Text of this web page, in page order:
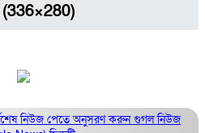
নিউজ পেতে অনুসরণ করুনগুগল নিউজ